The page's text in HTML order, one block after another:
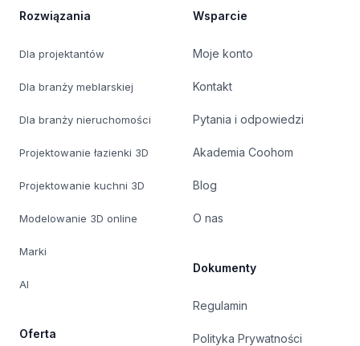
Rozwiązania
Dla projektantów
Dla branży meblarskiej
Dla branży nieruchomości
Projektowanie łazienki 3D
Projektowanie kuchni 3D
Modelowanie 3D online
Marki
AI
Oferta
Wsparcie
Moje konto
Kontakt
Pytania i odpowiedzi
Akademia Coohom
Blog
O nas
Dokumenty
Regulamin
Polityka Prywatności